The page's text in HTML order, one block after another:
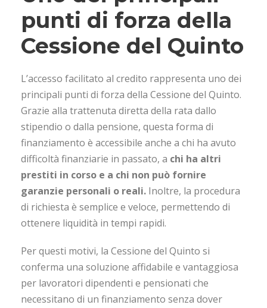
punti di forza della
Cessione del Quinto
L’accesso facilitato al credito rappresenta uno dei
principali punti di forza della Cessione del Quinto.
Grazie alla trattenuta diretta della rata dallo
stipendio o dalla pensione, questa forma di
finanziamento è accessibile anche a chi ha avuto
difficoltà finanziarie in passato, a chi ha altri
prestiti in corso e a chi non può fornire
garanzie personali o reali. Inoltre, la procedura
di richiesta è semplice e veloce, permettendo di
ottenere liquidità in tempi rapidi.
Per questi motivi, la Cessione del Quinto si
conferma una soluzione affidabile e vantaggiosa
per lavoratori dipendenti e pensionati che
necessitano di un finanziamento senza dover